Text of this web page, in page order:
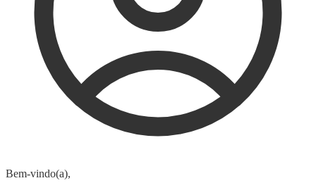
Bem-vindo(a),